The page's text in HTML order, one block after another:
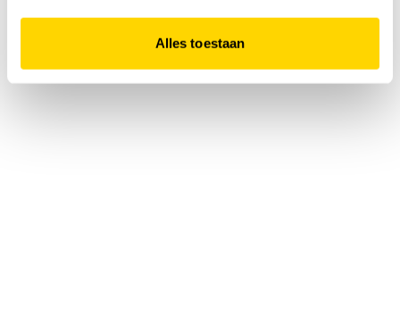
Alles toestaan